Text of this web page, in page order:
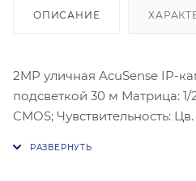
ОПИСАНИЕ
2MP уличная AcuSense IP-
подсветкой 30 м Матрица: 1/
CMOS; Чувствительность: